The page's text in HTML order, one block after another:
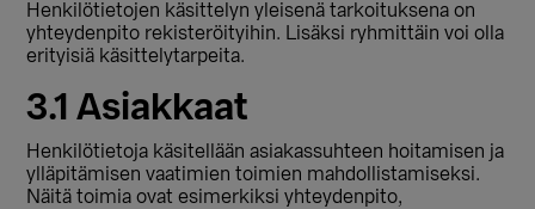
Henkilötietojen käsittelyn yleisenä tarkoituksena on
yhteydenpito rekisteröityihin. Lisäksi ryhmittäin voi olla
erityisiä käsittelytarpeita.
3.1 Asiakkaat
Henkilötietoja käsitellään asiakassuhteen hoitamisen ja
ylläpitämisen vaatimien toimien mahdollistamiseksi.
Näitä toimia ovat esimerkiksi yhteydenpito,